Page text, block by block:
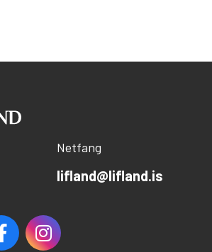
Netfang
lifland@lifland.is